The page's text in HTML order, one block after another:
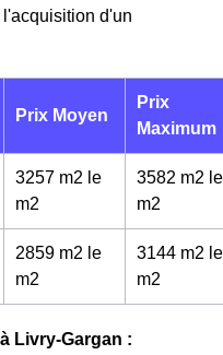
d'un
Prix Moyen
Prix
Maximum
3257 m2 le
m2
3582 m2 le
m2
2859 m2 le
m2
3144 m2 le
m2
Livry-Gargan :